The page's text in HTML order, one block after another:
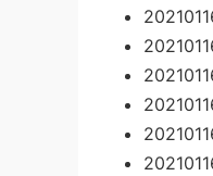
202101
2021011
2021011